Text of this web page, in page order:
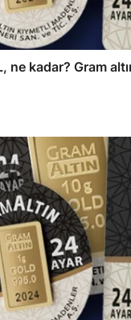
ne kadar? Gram